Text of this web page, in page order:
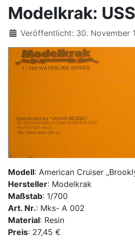
Modelkrak:
Details
Veröffentlicht: 30. November
Modell: American Cruiser
Hersteller: Modelkrak
Maßstab: 1/700
Art. Nr.: Mks- A 002
Material: Resin
Preis: 27,45 €